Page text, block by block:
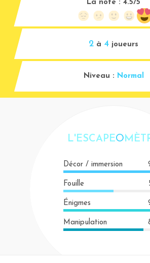
2 à 4 joueurs
La note : 4.5/5
Niveau : Normal
L'ESCAPEO
Décor / immersion
Fouille
Énigmes
Manipulation